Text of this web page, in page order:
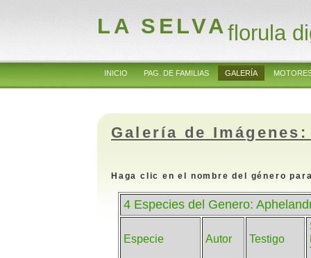
LA SELVAflorula
INICIO PAG. DE FAMILIAS GALERÍA
Galería de
Haga clic en el nombre del género
4 Especies del Genero:
Especie Autor Testigo